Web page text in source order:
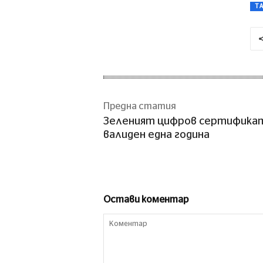
Предна статия
Зеленият цифров
валиден една година
Остави коментар